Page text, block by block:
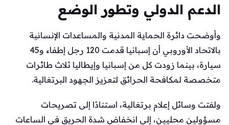
الدعم الدولي وتطور الوضع
وأوضحت دائرة الحماية المدنية والمساعدات الإنسانية
بالاتحاد الأوروبي أن إسبانيا قدمت 120 رجل إطفاء و45
سيارة، بينما زودت كل من إسبانيا وإيطاليا ثلاث طائرات
متخصصة لمكافحة الحرائق لتعزيز الجهود البرتغالية.
ولفتت وسائل إعلام برتغالية، استنادًا إلى تصريحات
مسؤولين محليين، إلى انخفاض شدة الحريق في الساعات